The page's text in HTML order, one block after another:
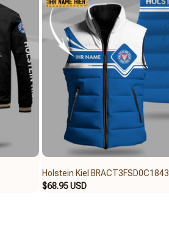
Holstein Kiel BRACT3FSD0C1843
$68.95 USD